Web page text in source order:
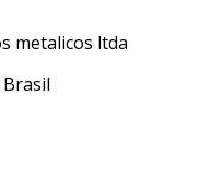
metalicos ltda